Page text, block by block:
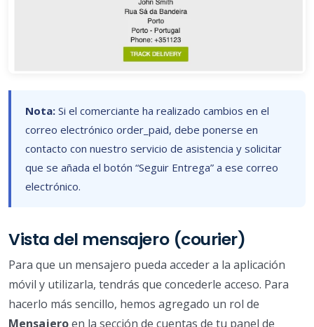
Nota: Si el comerciante ha realizado cambios en el
correo electrónico order_paid, debe ponerse en
contacto con nuestro servicio de asistencia y solicitar
que se añada el botón “Seguir Entrega” a ese correo
electrónico.
Vista del mensajero (courier)
Para que un mensajero pueda acceder a la aplicación
móvil y utilizarla, tendrás que concederle acceso. Para
hacerlo más sencillo, hemos agregado un rol de
Mensajeroen la sección de cuentas de tu panel de